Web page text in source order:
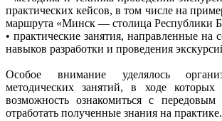
практических кейсов, в том числе на
маршрута «Минск — столица Республики
• практические занятия, направленные на
навыков разработки и проведения
Особое внимание уделялось
методических занятий, в ходе которых
возможность ознакомиться с
отработать полученные знания на практике.